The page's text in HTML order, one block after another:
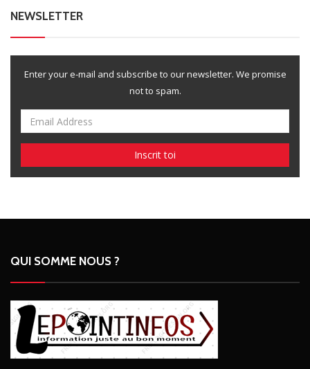
NEWSLETTER
Enter your e-mail and subscribe to our newsletter. We promise
not to spam.
QUI SOMME NOUS ?